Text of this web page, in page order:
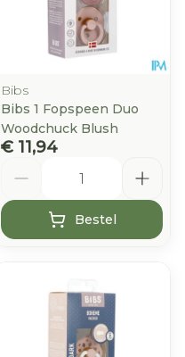
Bibs
Bibs 1 Fopspeen Duo
Woodchuck Blush
€ 11,94
Bestel